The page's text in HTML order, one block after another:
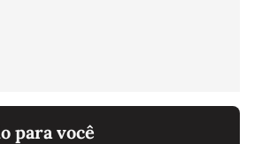
para você